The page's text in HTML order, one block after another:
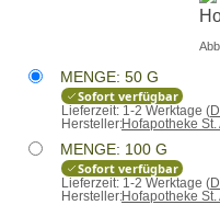
MENGE: 50 G
Sofort verfügbar
Lieferzeit: 1-2 Werktage (
Hersteller:Hofapotheke St.
MENGE: 100 G
Sofort verfügbar
Lieferzeit: 1-2 Werktage (
Hersteller:Hofapotheke St.